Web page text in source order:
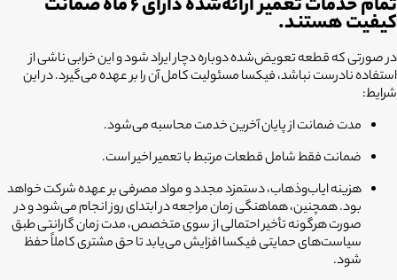
کیفیت هستند.
در صورتی که قطعه تعویض‌شده دوباره دچار ایراد شود و این خرابی ناشی از
استفاده نادرست نباشد، فیکسا مسئولیت کامل آن را بر عهده می‌گیرد. در این
شرایط:
مدت ضمانت از پایان آخرین خدمت محاسبه می‌شود.
ضمانت فقط شامل قطعات مرتبط با تعمیر اخیر است.
هزینه ایاب‌وذهاب، دستمزد مجدد و مواد مصرفی بر عهده شرکت خواهد
بود. همچنین، هماهنگی زمان مراجعه در ابتدای روز انجام می‌شود و در
صورت هرگونه تأخیر احتمالی از سوی متخصص، مدت زمان گارانتی طبق
سیاست‌های حمایتی فیکسا افزایش می‌یابد تا حق مشتری کاملاً حفظ
شود.